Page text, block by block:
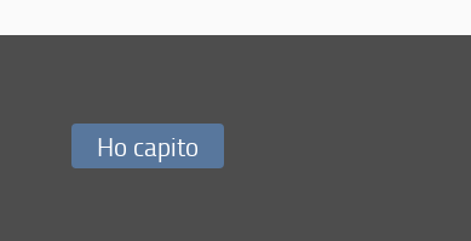
PEC:dicea(AT)pec.unifi.it
Ho capito